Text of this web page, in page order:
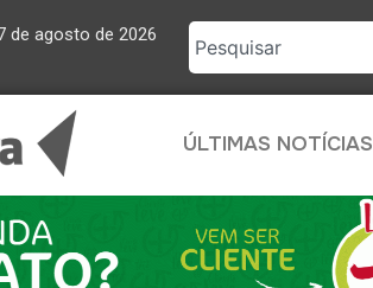
de agosto de 2026
ÚLTIMAS NOTÍCIAS